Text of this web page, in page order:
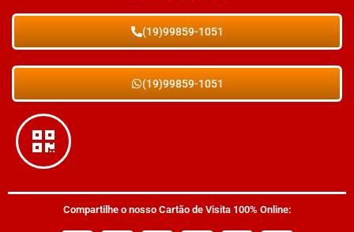
(19)99859-1051
(19)99859-1051
Compartilhe o nosso Cartão de Visita 100% Online: